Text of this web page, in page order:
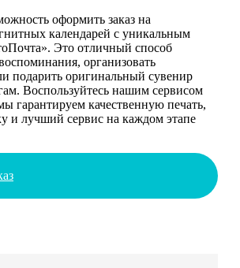
оформить заказ на
календарей с уникальным
Это отличный способ
организовать
подарить оригинальный сувенир
Воспользуйтесь нашим сервисом
гарантируем качественную печать,
и лучший сервис на каждом этапе